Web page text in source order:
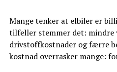
Mange tenker at elbiler er
tilfeller stemmer det: mindre
drivstoffkostnader og færre
kostnad overrasker mange: